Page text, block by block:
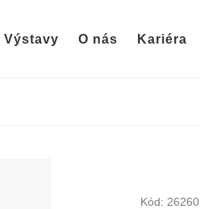
Výstavy O nás Kariéra
Kód: 26260